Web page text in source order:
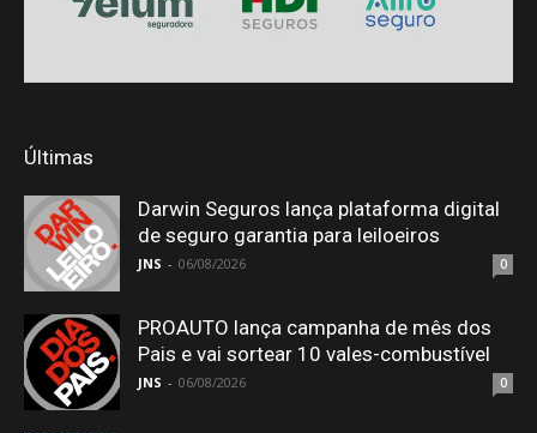
Últimas
Darwin Seguros lança plataforma digital
de seguro garantia para leiloeiros
JNS - 06/08/2026 0
PROAUTO lança campanha de mês dos
Pais e vai sortear 10 vales-combustível
JNS - 06/08/2026 0